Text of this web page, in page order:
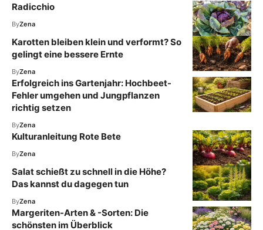
Radicchio
ByZena
Karotten bleiben klein und verformt? So
gelingt eine bessere Ernte
ByZena
Erfolgreich ins Gartenjahr: Hochbeet-
Fehler umgehen und Jungpflanzen
richtig setzen
ByZena
Kulturanleitung Rote Bete
ByZena
Salat schießt zu schnell in die Höhe?
Das kannst du dagegen tun
ByZena
Margeriten-Arten & -Sorten: Die
schönsten im Überblick